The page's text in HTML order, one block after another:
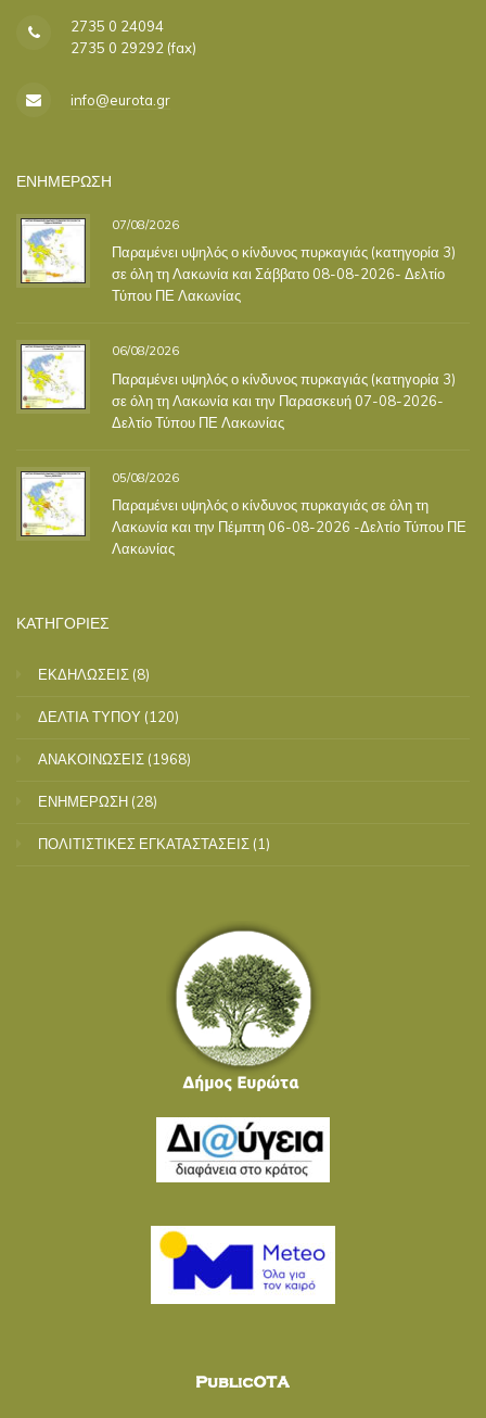
2735 0 24094
2735 0 29292 (fax)
info@eurota.gr
ΕΝΗΜΕΡΩΣΗ
07/08/2026
Παραμένει υψηλός ο κίνδυνος πυρκαγιάς (κατηγορία 3)
σε όλη τη Λακωνία και Σάββατο 08-08-2026- Δελτίο
Τύπου ΠΕ Λακωνίας
06/08/2026
Παραμένει υψηλός ο κίνδυνος πυρκαγιάς (κατηγορία 3)
σε όλη τη Λακωνία και την Παρασκευή 07-08-2026-
Δελτίο Τύπου ΠΕ Λακωνίας
05/08/2026
Παραμένει υψηλός ο κίνδυνος πυρκαγιάς σε όλη τη
Λακωνία και την Πέμπτη 06-08-2026 -Δελτίο Τύπου ΠΕ
Λακωνίας
ΚΑΤΗΓΟΡΙΕΣ
ΕΚΔΗΛΩΣΕΙΣ (8)
ΔΕΛΤΙΑ ΤΥΠΟΥ (120)
ΑΝΑΚΟΙΝΩΣΕΙΣ (1968)
ΕΝΗΜΕΡΩΣΗ (28)
ΠΟΛΙΤΙΣΤΙΚΕΣ ΕΓΚΑΤΑΣΤΑΣΕΙΣ (1)